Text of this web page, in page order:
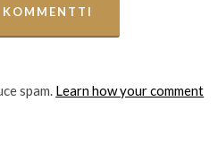
spam. Learn how your comment